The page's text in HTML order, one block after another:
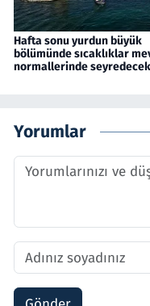
Hafta sonu yurdun büyük
bölümünde sıcaklıklar
normallerinde seyredecek
Yorumlar